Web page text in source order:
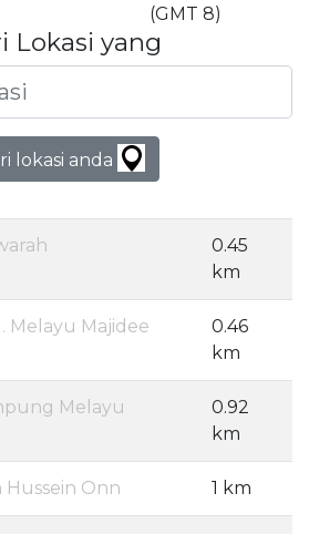
(GMT 8)
Lokasi yang
lokasi anda
0.45
km
Melayu Majidee
0.46
km
Melayu
0.92
km
Hussein Onn 1 km